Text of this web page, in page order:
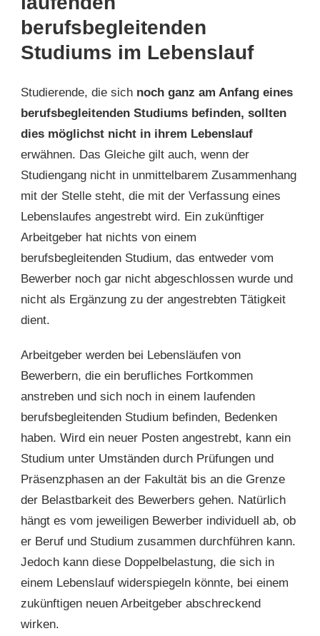
berufsbegleitenden
Studiums im Lebenslauf
Studierende, die sich noch ganz am Anfang eines
berufsbegleitenden Studiums befinden, sollten
dies möglichst nicht in ihrem Lebenslauf
erwähnen. Das Gleiche gilt auch, wenn der
Studiengang nicht in unmittelbarem Zusammenhang
mit der Stelle steht, die mit der Verfassung eines
Lebenslaufes angestrebt wird. Ein zukünftiger
Arbeitgeber hat nichts von einem
berufsbegleitenden Studium, das entweder vom
Bewerber noch gar nicht abgeschlossen wurde und
nicht als Ergänzung zu der angestrebten Tätigkeit
dient.
Arbeitgeber werden bei Lebensläufen von
Bewerbern, die ein berufliches Fortkommen
anstreben und sich noch in einem laufenden
berufsbegleitenden Studium befinden, Bedenken
haben. Wird ein neuer Posten angestrebt, kann ein
Studium unter Umständen durch Prüfungen und
Präsenzphasen an der Fakultät bis an die Grenze
der Belastbarkeit des Bewerbers gehen. Natürlich
hängt es vom jeweiligen Bewerber individuell ab, ob
er Beruf und Studium zusammen durchführen kann.
Jedoch kann diese Doppelbelastung, die sich in
einem Lebenslauf widerspiegeln könnte, bei einem
zukünftigen neuen Arbeitgeber abschreckend
wirken.